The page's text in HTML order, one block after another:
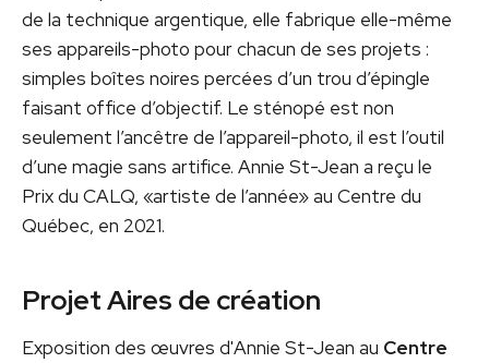
de la technique argentique, elle fabrique elle-même
ses appareils-photo pour chacun de ses projets :
simples boîtes noires percées d’un trou d’épingle
faisant office d’objectif. Le sténopé est non
seulement l’ancêtre de l’appareil-photo, il est l’outil
d’une magie sans artifice. Annie St-Jean a reçu le
Prix du CALQ, «artiste de l’année» au Centre du
Québec, en 2021.
Projet Aires de création
Exposition des œuvres d'Annie St-Jean au Centre